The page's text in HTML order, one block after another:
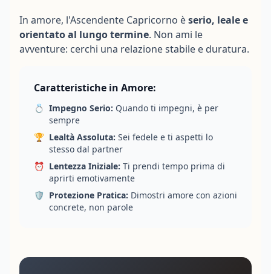
In amore, l'Ascendente Capricorno èserio, leale e
orientato al lungo termine. Non ami le
avventure: cerchi una relazione stabile e duratura.
Caratteristiche in Amore:
💍 Impegno Serio: Quando ti impegni, è per
sempre
🏆 Lealtà Assoluta: Sei fedele e ti aspetti lo
stesso dal partner
⏰ Lentezza Iniziale: Ti prendi tempo prima di
aprirti emotivamente
🛡️ Protezione Pratica: Dimostri amore con azioni
concrete, non parole